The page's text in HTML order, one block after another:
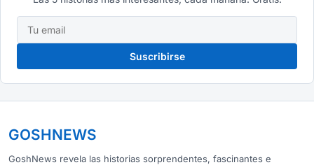
Suscribirse
GOSHNEWS
GoshNews revela las historias sorprendentes, fascinantes e